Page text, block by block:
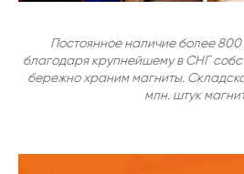
Постоянное наличие более
благодаря крупнейшему в СНГ
бережно храним магниты.
млн. штук